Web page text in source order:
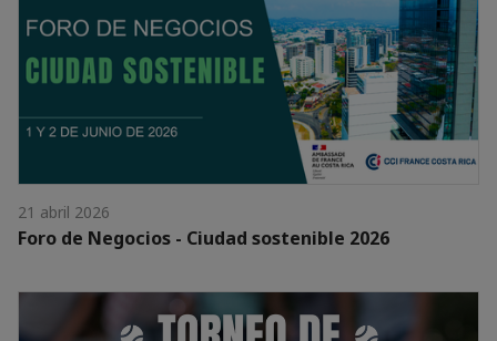
21 abril 2026
Foro de Negocios - Ciudad sostenible 2026